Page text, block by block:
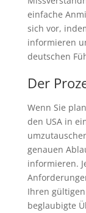
einfache
sich vor,
informieren
deutschen
Der
Wenn Sie
den USA in
genauen
informieren.
Ihren
beglaubigte